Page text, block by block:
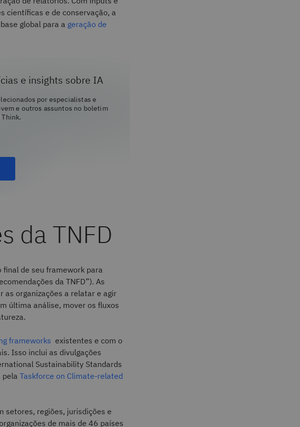
científicas e de conservação, a
global para a geração de
e insights sobre IA
por especialistas e
e outros assuntos no boletim
da TNFD
final de seu framework para
da TNFD”). As
as organizações a relatar e agir
última análise, mover os fluxos
frameworks existentes e com o
Isso inclui as divulgações
Sustainability Standards
pela Taskforce on Climate-related
setores, regiões, jurisdições e
de mais de 46 países